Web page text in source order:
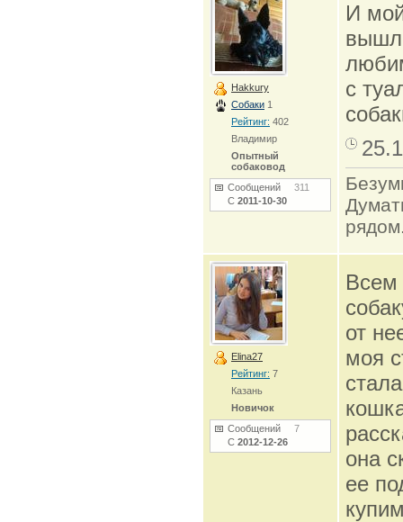
Hakkury
Собаки 1
Рейтинг: 402
Владимир
Опытный
собаковод
Сообщений 311
С 2011-10-30
И
с
Elina27
Рейтинг: 7
Казань
Новичок
Сообщений 7
С 2012-12-26
Всем
от
моя
она
ее